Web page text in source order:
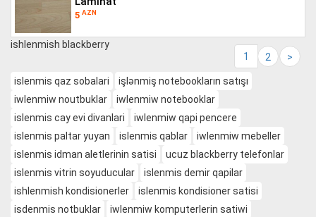
5 AZN
1 2 >
ishlenmish blackberry
islenmis qaz sobalari
işlənmiş notebookların satışı
iwlenmiw noutbuklar
iwlenmiw notebooklar
islenmis cay evi divanlari
iwlenmiw qapi pencere
islenmis paltar yuyan
islenmis qablar
iwlenmiw mebeller
islenmis idman aletlerinin satisi
ucuz blackberry telefonlar
islenmis vitrin soyuducular
islenmis demir qapilar
ishlenmish kondisionerler
islenmis kondisioner satisi
isdenmis notbuklar
iwlenmiw komputerlerin satiwi